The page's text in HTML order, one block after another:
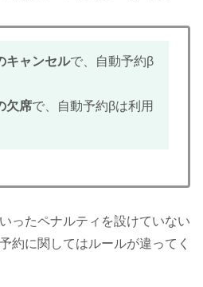
キャンセルで、自動予約β
欠席で、自動予約βは利用
ったペナルティを設けていない
約に関してはルールが違ってく